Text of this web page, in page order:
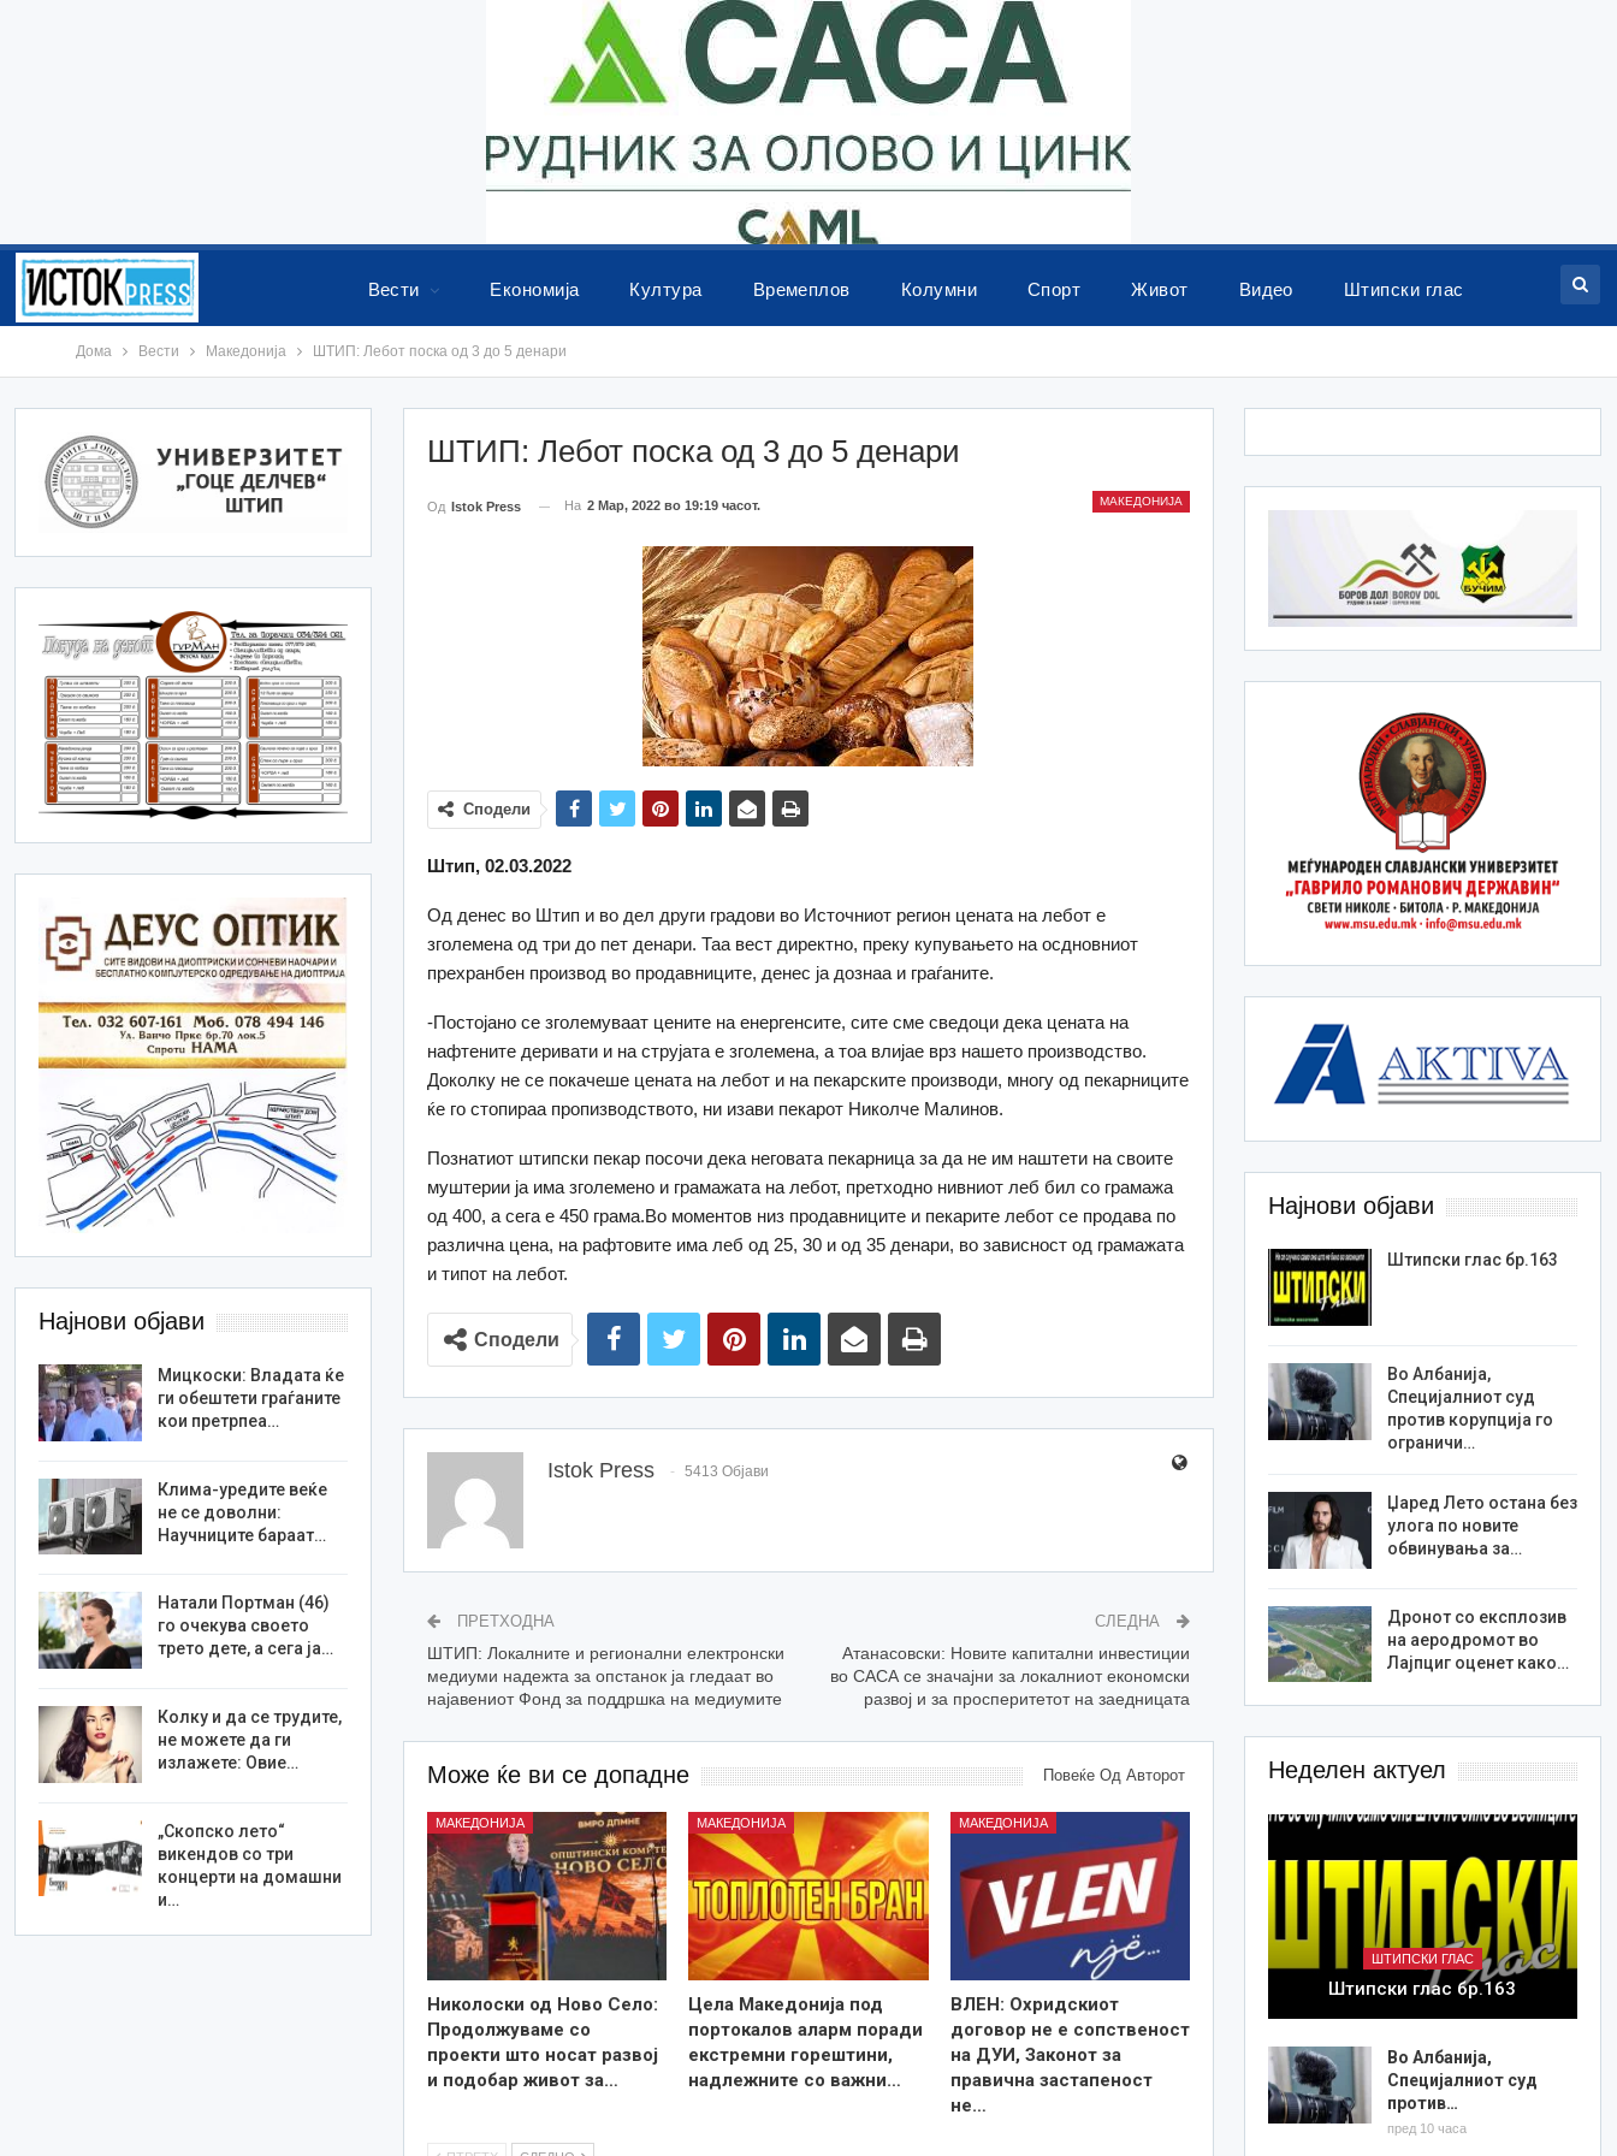
Вести Економија Култура Времеплов Колумни Спорт Живот Видео Штипски глас
Дома Вести Македонија ШТИП: Лебот поска од 3 до 5 денари
ШТИП: Лебот поска од 3 до 5 денари
МАКЕДОНИЈА
Од Istok Press На 2 Мар, 2022 во 19:19 часот.
Сподели
Штип, 02.03.2022
Од денес во Штип и во дел други градови во Источниот регион цената на лебот е
зголемена од три до пет денари. Таа вест директно, преку купувањето на осдновниот
прехранбен производ во продавниците, денес ја дознаа и граѓаните.
-Постојано се зголемуваат цените на енергенсите, сите сме сведоци дека цената на
нафтените деривати и на струјата е зголемена, а тоа влијае врз нашето производство.
Доколку не се покачеше цената на лебот и на пекарските производи, многу од пекарниците
ќе го стопираа пропизводството, ни изави пекарот Николче Малинов.
Познатиот штипски пекар посочи дека неговата пекарница за да не им наштети на своите
муштерии ја има зголемено и грамажата на лебот, претходно нивниот леб бил со грамажа
од 400, а сега е 450 грама.Во моментов низ продавниците и пекарите лебот се продава по
различна цена, на рафтовите има леб од 25, 30 и од 35 денари, во зависност од грамажата
и типот на лебот.
Сподели
Istok Press 5413 Објави
ПРЕТХОДНА
ШТИП: Локалните и регионални електронски
медиуми надежта за опстанок ја гледаат во
најавениот Фонд за поддршка на медиумите
СЛЕДНА
Атанасовски: Новите капитални инвестиции
во САСА се значајни за локалниот економски
развој и за просперитетот на заедницата
Може ќе ви се допадне Повеќе Од Авторот
МАКЕДОНИЈА
Николоски од Ново Село:
Продолжуваме со
проекти што носат развој
и подобар живот за…
МАКЕДОНИЈА
Цела Македонија под
портокалов аларм поради
екстремни горештини,
надлежните со важни…
МАКЕДОНИЈА
ВЛЕН: Охридскиот
договор не е сопственост
на ДУИ, Законот за
правична застапеност
не…
Најнови објави
Штипски глас бр.163
Во Албанија,
Специјалниот суд
против корупција го
ограничи…
Џаред Лето остана без
улога по новите
обвинувања за…
Дронот со експлозив
на аеродромот во
Лајпциг оценет како…
Неделен актуел
ШТИПСКИ ГЛАС
Штипски глас бр.163
Во Албанија,
Специјалниот суд
против…
пред 10 часа
Најнови објави
Мицкоски: Владата ќе
ги обештети граѓаните
кои претрпеа…
Клима-уредите веќе
не се доволни:
Научниците бараат…
Натали Портман (46)
го очекува своето
трето дете, а сега ја…
Колку и да се трудите,
не можете да ги
излажете: Овие…
„Скопско лето“
викендов со три
концерти на домашни
и…